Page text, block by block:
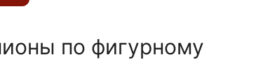
по фигурному